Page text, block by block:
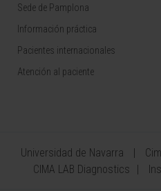
Sede de Pamplona
Información práctica
Pacientes internacionales
Atención al paciente
Universidad de Navarra
CIMA LAB Diagnostics